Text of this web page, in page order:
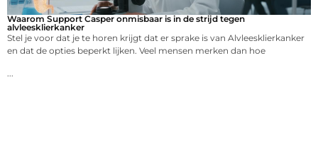
Waarom Support Casper onmisbaar is in de strijd tegen
alvleesklierkanker
Stel je voor dat je te horen krijgt dat er sprake is van Alvleesklierkanker
en dat de opties beperkt lijken. Veel mensen merken dan hoe
...